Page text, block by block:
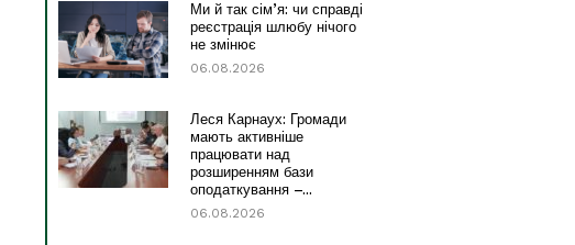
Ми й так сім’я: чи справді
реєстрація шлюбу нічого
не змінює
06.08.2026
Леся Карнаух: Громади
мають активніше
працювати над
розширенням бази
оподаткування –...
06.08.2026